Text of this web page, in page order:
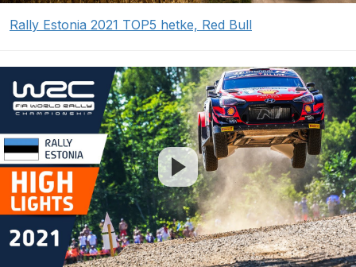
Rally Estonia 2021 TOP5 hetke, Red Bull